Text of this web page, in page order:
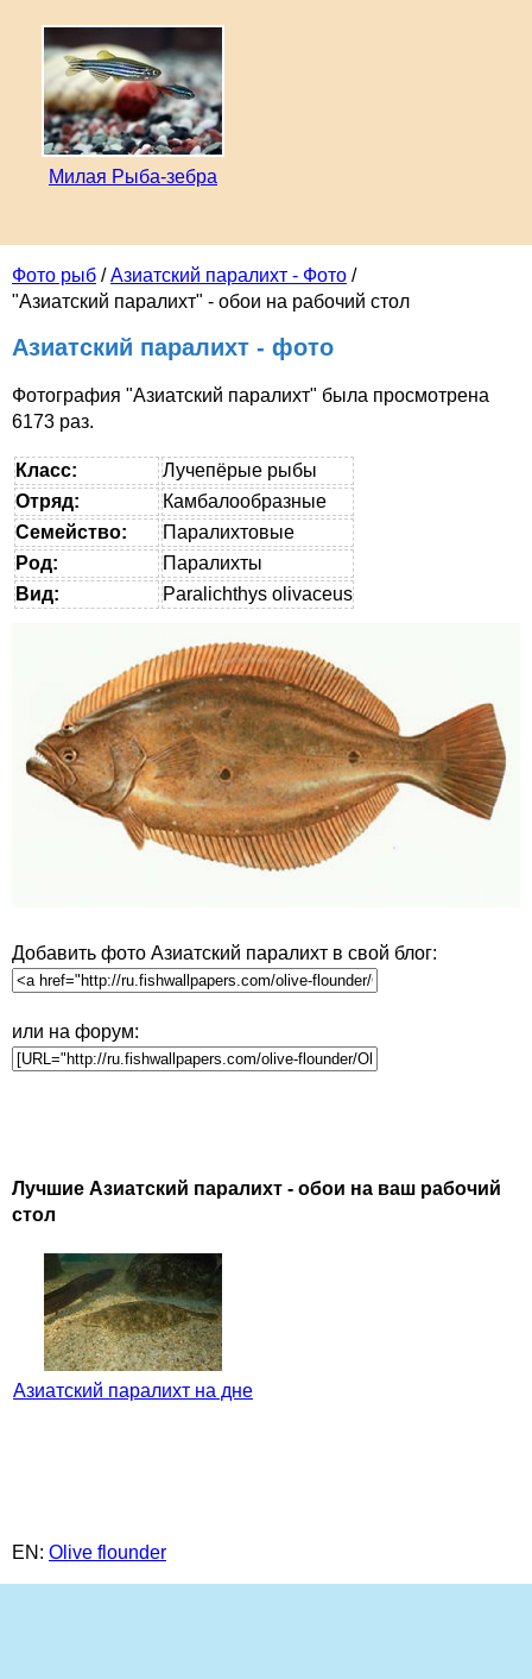
Фото рыб /Азиатский паралихт - Фото /
"Азиатский паралихт" - обои на рабочий стол
Азиатский паралихт - фото
Фотография "Азиатский паралихт" была просмотрена
6173 раз.
Класс:
Лучепёрые рыбы
Отряд:
Камбалообразные
Семейство:
Паралихтовые
Род:
Паралихты
Вид:
Paralichthys olivaceus
Добавить фото Азиатский паралихт в свой блог:
или на форум:
Лучшие Азиатский паралихт - обои на ваш рабочий
стол
Азиатский паралихт на дне
EN: Olive flounder
Милая Рыба-зебра